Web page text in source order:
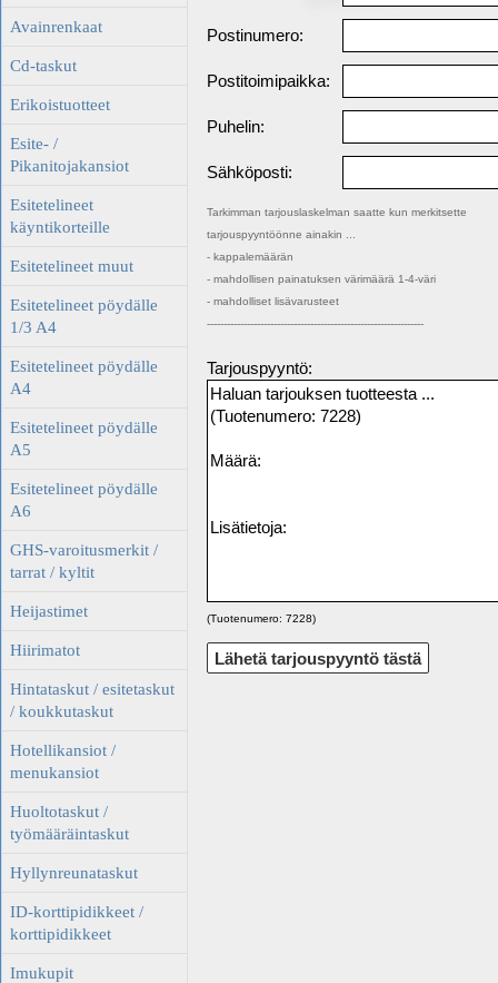
Avainrenkaat
Cd-taskut
Erikoistuotteet
Esite- /
Pikanitojakansiot
Esitetelineet
käyntikorteille
Esitetelineet muut
Esitetelineet pöydälle
1/3 A4
Esitetelineet pöydälle
A4
Esitetelineet pöydälle
A5
Esitetelineet pöydälle
A6
GHS-varoitusmerkit /
tarrat / kyltit
Heijastimet
Hiirimatot
Hintataskut / esitetaskut
/ koukkutaskut
Hotellikansiot /
menukansiot
Huoltotaskut /
työmääräintaskut
Hyllynreunataskut
ID-korttipidikkeet /
korttipidikkeet
Imukupit
Postinumero:
Postitoimipaikka:
Puhelin:
Sähköposti:
Tarkimman tarjouslaskelman saatte kun merkitsette
tarjouspyyntöönne ainakin ...
- kappalemäärän
- mahdollisen painatuksen värimäärä 1-4-väri
- mahdolliset lisävarusteet
-----------------------------------------------------------------
Tarjouspyyntö:
(Tuotenumero: 7228)